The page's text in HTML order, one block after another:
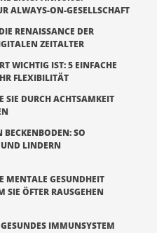
ALWAYS-ON-GESELLSCHAFT
RENAISSANCE DER
ZEITALTER
WICHTIG IST: 5 EINFACHE
FLEXIBILITÄT
SIE DURCH ACHTSAMKEIT
BECKENBODEN: SO
UND LINDERN
MENTALE GESUNDHEIT
SIE ÖFTER RAUSGEHEN
IMMUNSYSTEM